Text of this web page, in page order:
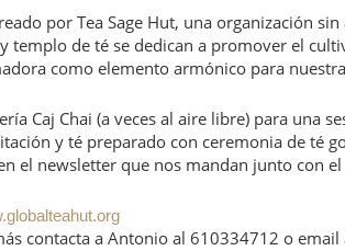
por Tea Sage Hut, una organización
templo de té se dedican a promover el
como elemento armónico para
Caj Chai (a veces al aire libre) para una
y té preparado con ceremonia de té
el newsletter que nos mandan junto con el
contacta a Antonio al 610334712 o email